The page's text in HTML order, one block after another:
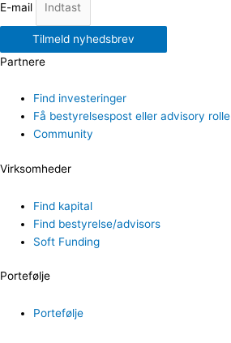
E-mail
Tilmeld nyhedsbrev
Partnere
Find investeringer
Få bestyrelsespost eller advisory rolle
Community
Virksomheder
Find kapital
Find bestyrelse/advisors
Soft Funding
Portefølje
Portefølje